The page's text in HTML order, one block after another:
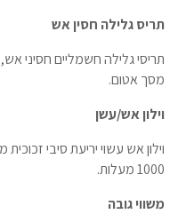
תריס גלילה חסין אש
תריסי גלילה חשמליים חסיני אש,
מסך אטום.
וילון אש/עשן
וילון אש עשוי יריעת סיבי
1000 מעלות.
משווי גובה